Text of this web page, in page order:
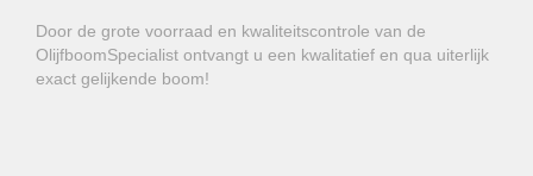
Door de grote voorraad en kwaliteitscontrole van de
OlijfboomSpecialist ontvangt u een kwalitatief en qua uiterlijk
exact gelijkende boom!